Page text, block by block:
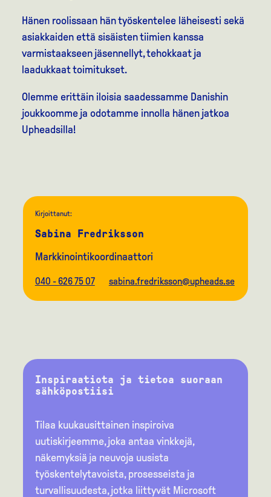
Hänen roolissaan hän työskentelee läheisesti sekä
asiakkaiden että sisäisten tiimien kanssa
varmistaakseen jäsennellyt, tehokkaat ja
laadukkaat toimitukset.
Olemme erittäin iloisia saadessamme Danishin
joukkoomme ja odotamme innolla hänen jatkoa
Upheadsilla!
Kirjoittanut:
Sabina Fredriksson
Markkinointikoordinaattori
040 - 626 75 07 sabina.fredriksson@upheads.se
Inspiraatiota ja tietoa suoraan
sähköpostiisi
Tilaa kuukausittainen inspiroiva
uutiskirjeemme, joka antaa vinkkejä,
näkemyksiä ja neuvoja uusista
työskentelytavoista, prosesseista ja
turvallisuudesta, jotka liittyvät Microsoft